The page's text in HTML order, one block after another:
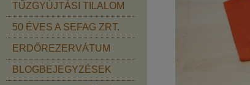
TŰZGYÚJTÁSI TILALOM
50 ÉVES A SEFAG ZRT.
ERDŐREZERVÁTUM
BLOGBEJEGYZÉSEK